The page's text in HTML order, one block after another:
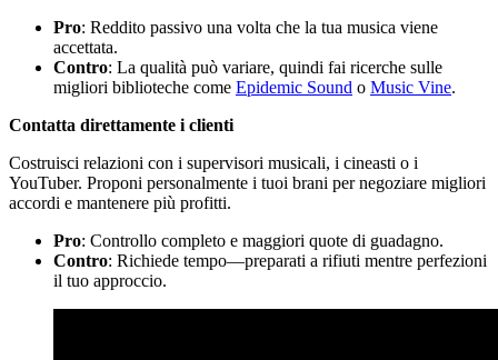
Pro: Reddito passivo una volta che la tua musica viene
accettata.
Contro: La qualità può variare, quindi fai ricerche sulle
migliori biblioteche come Epidemic Sound o Music Vine.
Contatta direttamente i clienti
Costruisci relazioni con i supervisori musicali, i cineasti o i
YouTuber. Proponi personalmente i tuoi brani per negoziare migliori
accordi e mantenere più profitti.
Pro: Controllo completo e maggiori quote di guadagno.
Contro: Richiede tempo—preparati a rifiuti mentre perfezioni
il tuo approccio.